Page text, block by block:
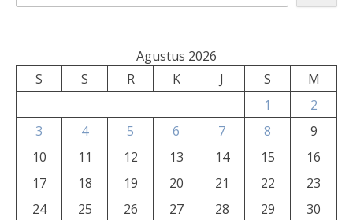
Agustus 2026
S
S R K J S
M
1
2
3
4 5 6 7 8
9
10
11 12 13 14 15
16
17
18 19 20 21 22
23
24
25 26 27 28 29
30